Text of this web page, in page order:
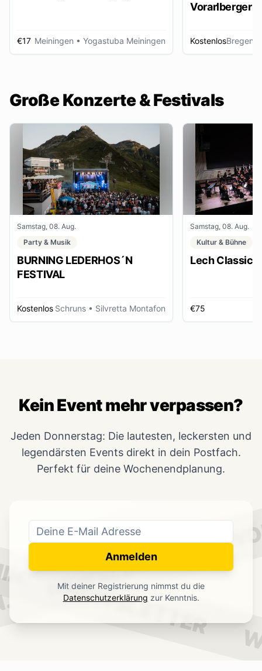
€17 Meiningen • Yogastuba Meiningen
Vorarlberger
KostenlosBregenz
Große Konzerte & Festivals
Samstag, 08. Aug.
Party & Musik
BURNING LEDERHOS´N
FESTIVAL
Kostenlos Schruns • Silvretta Montafon
Samstag, 08. Aug.
Kultur & Bühne
Lech Classic
€75
NEWSLETTER
NEWSLETTER
Kein Event mehr verpassen?
Jeden Donnerstag: Die lautesten, leckersten und
legendärsten Events direkt in dein Postfach.
Perfekt für deine Wochenendplanung.
Anmelden
Mit deiner Registrierung nimmst du die
Datenschutzerklärung zur Kenntnis.